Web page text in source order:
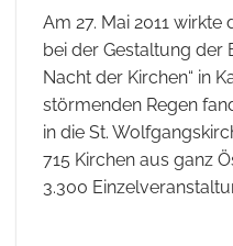
Am 27. Mai 2011
bei der Gestaltung der
Nacht der Kirchen“ in
störmenden Regen
in die St.
715 Kirchen aus ganz
3.300